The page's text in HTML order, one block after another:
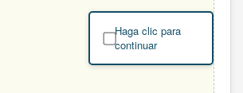
Haga clic para
continuar